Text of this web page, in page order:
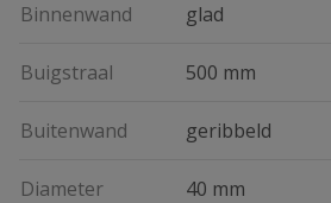
Binnenwand glad
Buigstraal 500 mm
Buitenwand geribbeld
Diameter 40 mm